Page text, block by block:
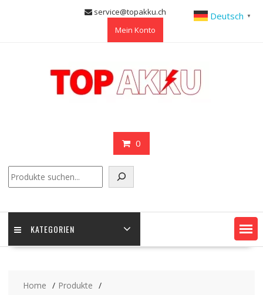
service@topakku.ch
Mein Konto
0
KATEGORIEN
Home
Produkte
Deutsch ▼